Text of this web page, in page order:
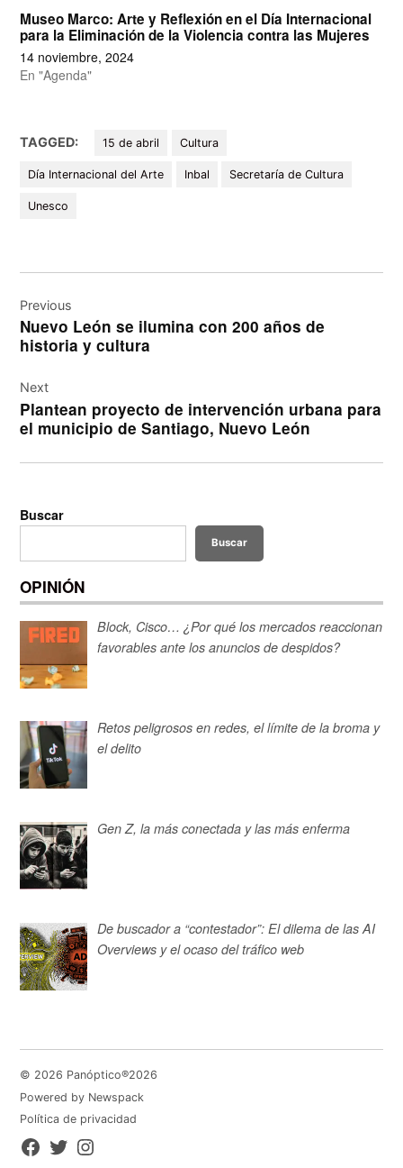
Museo Marco: Arte y Reflexión en el Día Internacional
para la Eliminación de la Violencia contra las Mujeres
14 noviembre, 2024
En "Agenda"
TAGGED: 15 de abril Cultura
Día Internacional del Arte Inbal Secretaría de Cultura
Unesco
de
entradas
Previous
Nuevo León se ilumina con 200 años de
historia y cultura
Next
Plantean proyecto de intervención urbana para
el municipio de Santiago, Nuevo León
Buscar
Buscar
OPINIÓN
Block, Cisco… ¿Por qué los mercados reaccionan
favorables ante los anuncios de despidos?
Retos peligrosos en redes, el límite de la broma y
el delito
Gen Z, la más conectada y las más enferma
De buscador a “contestador”: El dilema de las AI
Overviews y el ocaso del tráfico web
© 2026 Panóptico®2026
Powered by Newspack
Política de privacidad
Facebook
TwitterInstagram